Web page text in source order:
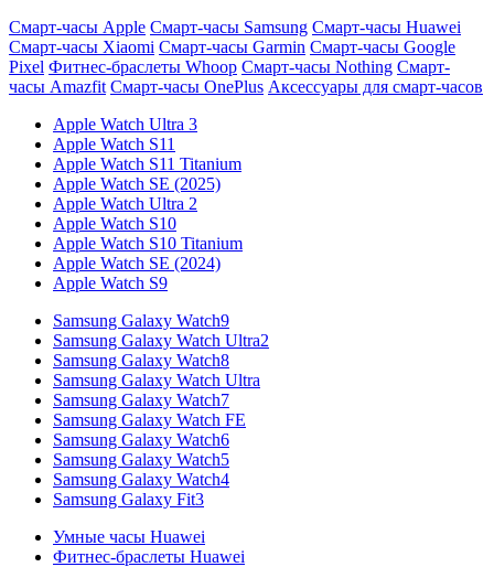
Смарт-часы Apple Смарт-часы Samsung Смарт-часы Huawei
Смарт-часы Xiaomi Смарт-часы Garmin Смарт-часы Google
Pixel Фитнес-браслеты Whoop Смарт-часы Nothing Смарт-
часы Amazfit Смарт-часы OnePlus Аксессуары для смарт-часов
Apple Watch Ultra 3
Apple Watch S11
Apple Watch S11 Titanium
Apple Watch SE (2025)
Apple Watch Ultra 2
Apple Watch S10
Apple Watch S10 Titanium
Apple Watch SE (2024)
Apple Watch S9
Samsung Galaxy Watch9
Samsung Galaxy Watch Ultra2
Samsung Galaxy Watch8
Samsung Galaxy Watch Ultra
Samsung Galaxy Watch7
Samsung Galaxy Watch FE
Samsung Galaxy Watch6
Samsung Galaxy Watch5
Samsung Galaxy Watch4
Samsung Galaxy Fit3
Умные часы Huawei
Фитнес-браслеты Huawei